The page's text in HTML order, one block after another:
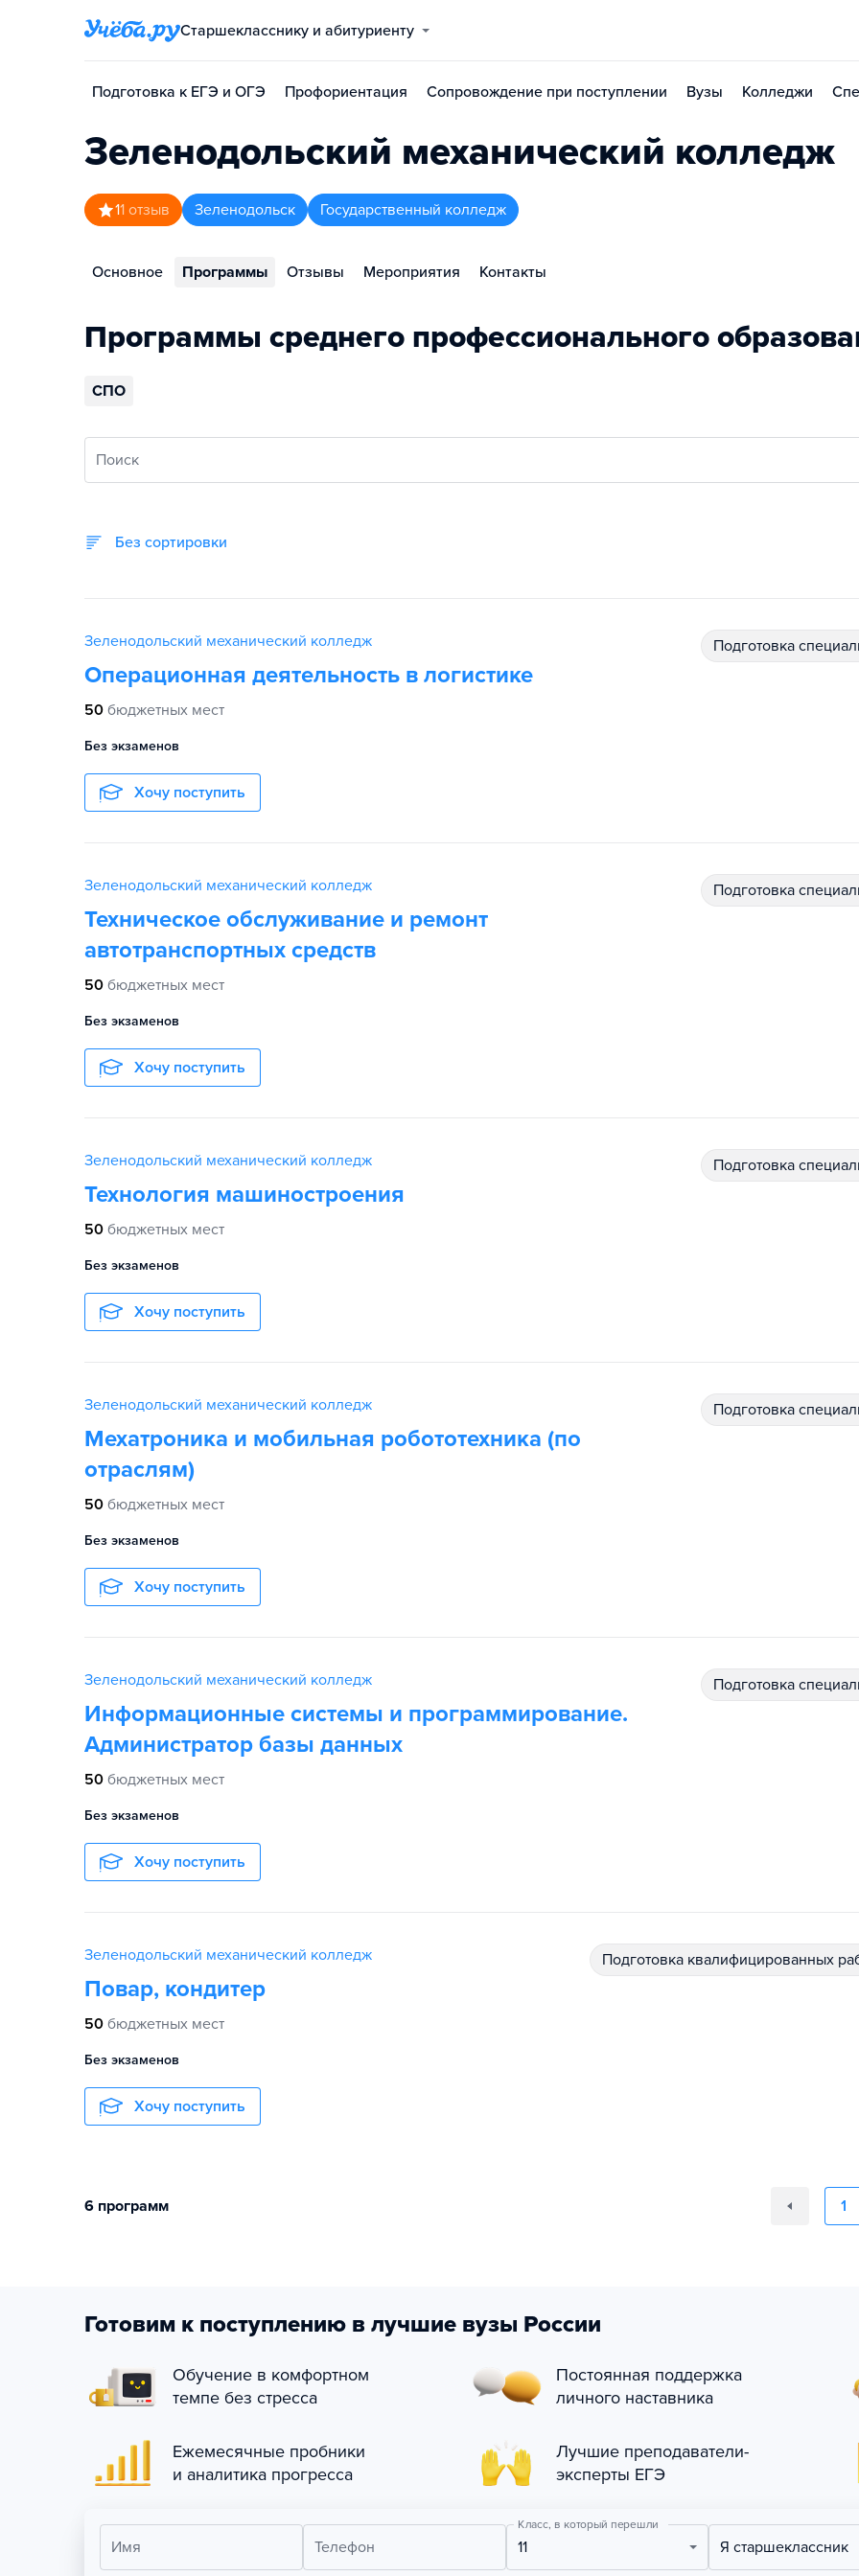
Старшекласснику и абитуриенту
Подготовка к ЕГЭ и ОГЭ Профориентация Сопровождение при поступлении Вузы Колледжи
Зеленодольский механический колледж
11 отзыв Зеленодольск Государственный колледж
Основное Программы Отзывы Мероприятия Контакты
Программы среднего профессионального
СПО
Поиск
Без сортировки
Зеленодольский механический колледж
Операционная деятельность в логистике
50 бюджетных мест
Без экзаменов
Хочу поступить
подготовка
Зеленодольский механический колледж
Техническое обслуживание и ремонт
автотранспортных средств
50 бюджетных мест
Без экзаменов
Хочу поступить
подготовка
Зеленодольский механический колледж
Технология машиностроения
50 бюджетных мест
Без экзаменов
Хочу поступить
подготовка
Зеленодольский механический колледж
Мехатроника и мобильная робототехника (по
отраслям)
50 бюджетных мест
Без экзаменов
Хочу поступить
подготовка
Зеленодольский механический колледж
Информационные системы и программирование.
Администратор базы данных
50 бюджетных мест
Без экзаменов
Хочу поступить
подготовка
Зеленодольский механический колледж
Повар, кондитер
50 бюджетных мест
Без экзаменов
Хочу поступить
подготовка квалифицированных
6 программ 1
Готовим к поступлению в лучшие вузы России
Обучение в комфортном
темпе без стресса
Постоянная поддержка
личного наставника
Ежемесячные пробники
и аналитика прогресса
Лучшие преподаватели-
эксперты ЕГЭ
Имя Телефон
Класс, в который перешли
11 Я старшеклассник